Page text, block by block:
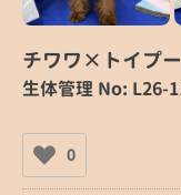
チワワ×トイプ
生体管理 No: L26-
0